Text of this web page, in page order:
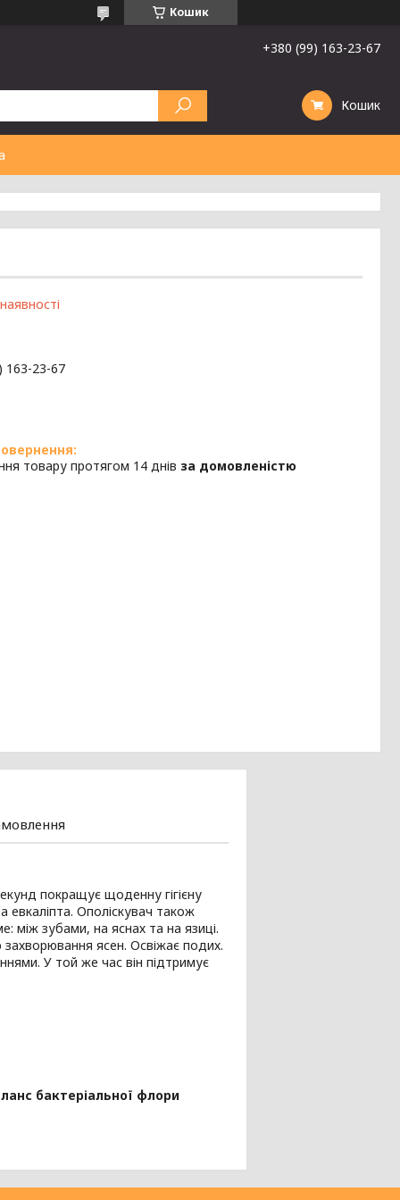
Кошик
+380 (99) 163-23-67
Кошик
163-23-67
товару протягом 14 днів за домовленістю
покращує щоденну гігієну
евкаліпта. Ополіскувач також
між зубами, на яснах та на язиці.
ясен. Освіжає подих.
У той же час він підтримує
бактеріальної флори